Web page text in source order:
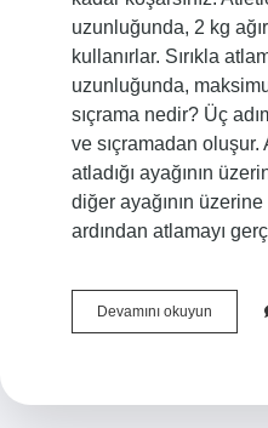
uzunluğunda, 2 kg
kullanırlar. Sırıkla
uzunluğunda,
sıçrama nedir? Üç
ve sıçramadan
atladığı ayağının
diğer ayağının
ardından atlamayı
Devamını okuyunYüksek
Atlamada